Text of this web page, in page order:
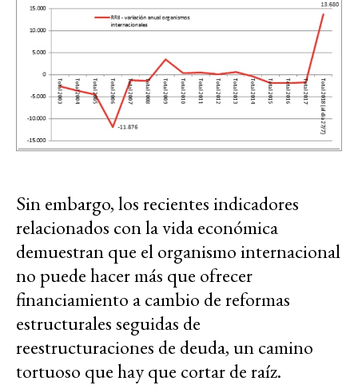
Sin embargo, los recientes indicadores
relacionados con la vida económica
demuestran que el organismo internacional
no puede hacer más que ofrecer
financiamiento a cambio de reformas
estructurales seguidas de
reestructuraciones de deuda, un camino
tortuoso que hay que cortar de raíz.